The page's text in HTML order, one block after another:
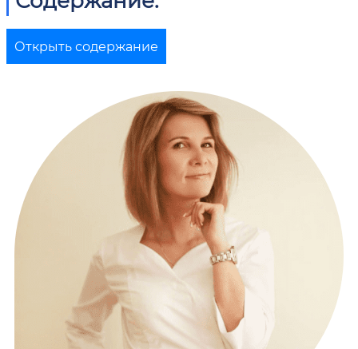
Открыть содержание